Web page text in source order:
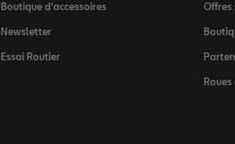
Boutique d'accessoires
Newsletter
Essai Routier
Offres